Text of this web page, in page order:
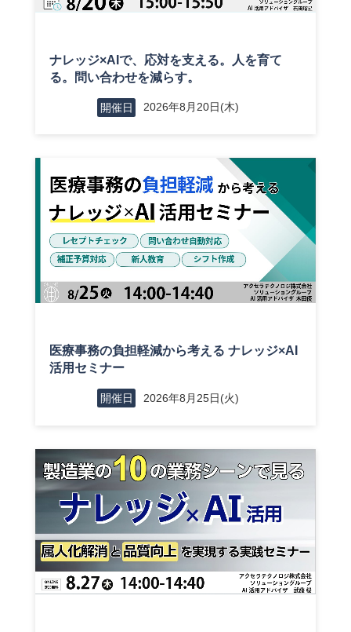
ナレッジ×AIで、応対を支える。人を育て
る。問い合わせを減らす。
開催日 2026年8月20日(木)
医療事務の負担軽減から考える ナレッジ×AI
活用セミナー
開催日 2026年8月25日(火)